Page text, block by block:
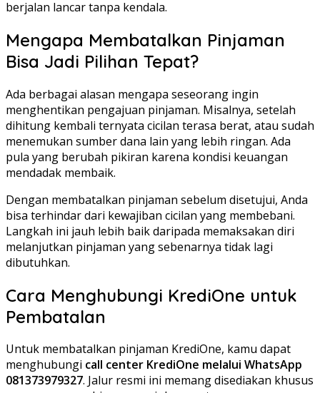
berjalan lancar tanpa kendala.
Mengapa Membatalkan Pinjaman
Bisa Jadi Pilihan Tepat?
Ada berbagai alasan mengapa seseorang ingin
menghentikan pengajuan pinjaman. Misalnya, setelah
dihitung kembali ternyata cicilan terasa berat, atau sudah
menemukan sumber dana lain yang lebih ringan. Ada
pula yang berubah pikiran karena kondisi keuangan
mendadak membaik.
Dengan membatalkan pinjaman sebelum disetujui, Anda
bisa terhindar dari kewajiban cicilan yang membebani.
Langkah ini jauh lebih baik daripada memaksakan diri
melanjutkan pinjaman yang sebenarnya tidak lagi
dibutuhkan.
Cara Menghubungi KrediOne untuk
Pembatalan
Untuk membatalkan pinjaman KrediOne, kamu dapat
menghubungi call center KrediOne melalui WhatsApp
081373979327. Jalur resmi ini memang disediakan khusus